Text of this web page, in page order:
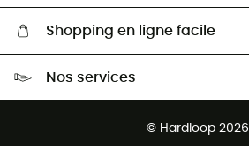
Shopping en ligne facile
Nos services
© Hardloop 2026